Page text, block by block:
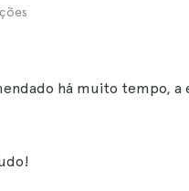
há muito tempo, a